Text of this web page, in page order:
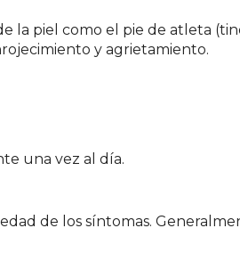
la piel como el pie de atleta
y agrietamiento.
una vez al día.
de los síntomas.